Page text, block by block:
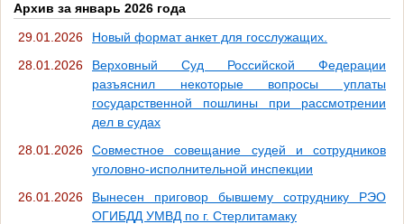
Архив за январь 2026 года
29.01.2026
Новый формат анкет для госслужащих.
28.01.2026
Верховный Суд Российской Федерации
разъяснил некоторые вопросы уплаты
государственной пошлины при рассмотрении
дел в судах
28.01.2026
Совместное совещание судей и сотрудников
уголовно-исполнительной инспекции
26.01.2026
Вынесен приговор бывшему сотруднику РЭО
ОГИБДД УМВД по г. Стерлитамаку